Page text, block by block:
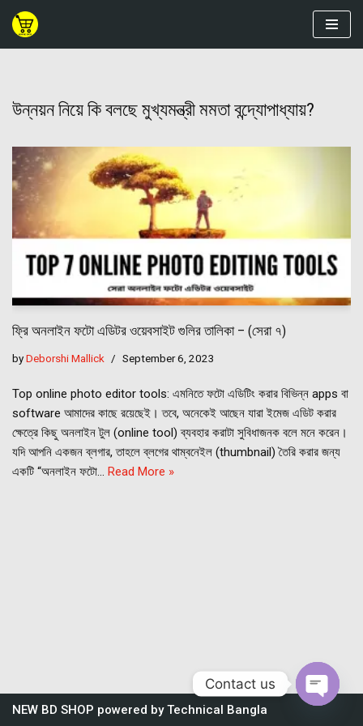
উন্নয়ন নিয়ে কি বলছে মুখ্যমন্ত্রী মমতা বন্দ্যোপাধ্যায়?
ফ্রি অনলাইন ফটো এডিটর ওয়েবসাইট গুলির তালিকা – (সেরা ৭)
byDeborshi Mallick September 6, 2023
Top online photo editor tools: এমনিতে ফটো এডিটিং করার বিভিন্ন apps বা
software আমাদের কাছে রয়েছেই। তবে, অনেকেই আছেন যারা ইমেজ এডিট করার
ক্ষেত্রে কিছু অনলাইন টুল (online tool) ব্যবহার করাটা সুবিধাজনক বলে মনে করেন।
যদি আপনি একজন ব্লগার, তাহলে ব্লগের থাম্বনেইল (thumbnail) তৈরি করার জন্য
একটি “অনলাইন ফটো… Read More »
NEW BD SHOP powered byTechnical Bangla
Contact us